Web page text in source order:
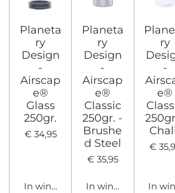
Planeta
ry
Design
-
Airscap
e®
Glass
250gr.
€ 34,95
In winkelwagen
Planeta
ry
Design
-
Airscap
e®
Classic
250gr. -
Brushe
d Steel
€ 35,95
In winkelwagen
ry
-
e®
€
In